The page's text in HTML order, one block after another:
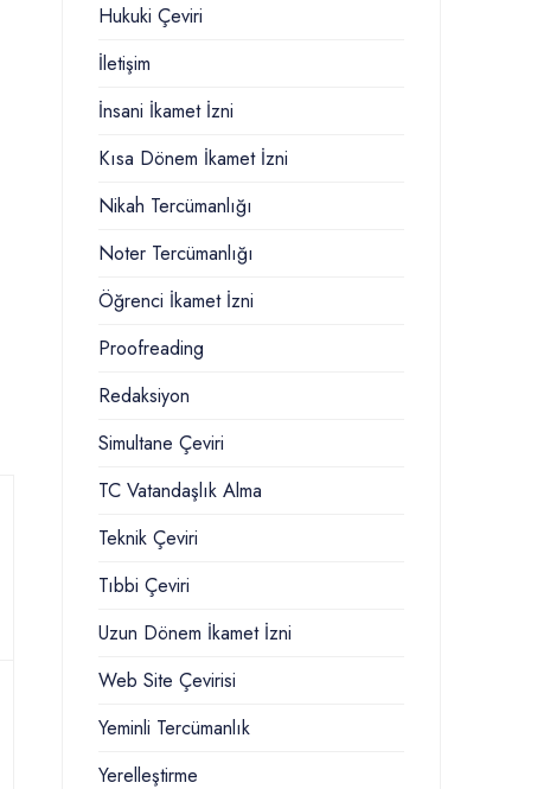
Hukuki Çeviri
İletişim
İnsani İkamet İzni
Kısa Dönem İkamet İzni
Nikah Tercümanlığı
Noter Tercümanlığı
Öğrenci İkamet İzni
Proofreading
Redaksiyon
Simultane Çeviri
TC Vatandaşlık Alma
Teknik Çeviri
Tıbbi Çeviri
Uzun Dönem İkamet İzni
Web Site Çevirisi
Yeminli Tercümanlık
Yerelleştirme